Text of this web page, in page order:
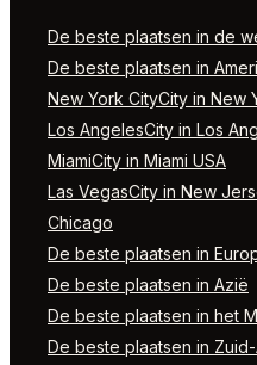
De beste plaatsen in de
De beste plaatsen in
New York CityCity in New
Los AngelesCity in Los
MiamiCity in Miami USA
Las VegasCity in New
Chicago
De beste plaatsen in
De beste plaatsen in Azië
De beste plaatsen in het
De beste plaatsen in